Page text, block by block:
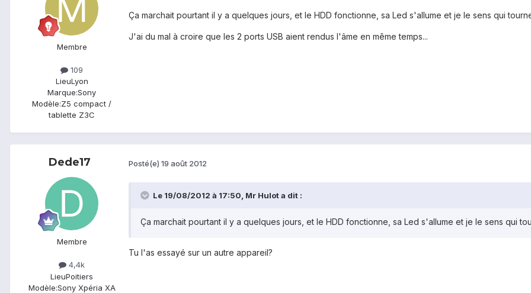
Membre
109
LieuLyon
Marque:Sony
Modèle:Z5 compact /
tablette Z3C
Ça marchait pourtant il y a quelques jours, et le HDD fonctionne, sa Led s'allume et je le sens qui
J'ai du mal à croire que les 2 ports USB aient rendus l'âme en même temps...
Dede17
Membre
4,4k
LieuPoitiers
Modèle:Sony Xpéria XA
Posté(e) 19 août 2012
Le 19/08/2012 à 17:50, Mr Hulot a dit :
Ça marchait pourtant il y a quelques jours, et le HDD fonctionne, sa Led s'allume et je le sens qui
Tu l'as essayé sur un autre appareil?